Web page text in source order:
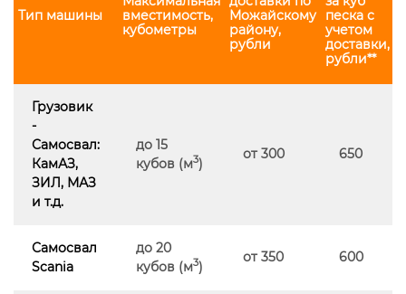
Тип машины
вместимость,
кубометры
Можайскому
району,
рубли
песка с
учетом
доставки,
рубли**
Грузовик
-
Самосвал:
КамАЗ,
ЗИЛ, МАЗ
и т.д.
до 15
кубов (м3)
от 300 650
Самосвал
Scania
до 20
кубов (м3)
от 350 600